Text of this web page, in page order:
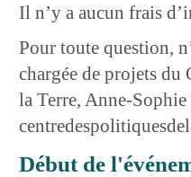
Il n’y a aucun frais
Pour toute question,
chargée de projets du
la Terre, Anne-
Début de